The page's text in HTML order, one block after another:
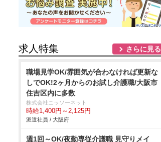
求人特集 さらに見る
職場見学OK/雰囲気が合わなければ更新な
しでOK!2ヶ月からのお試し介護職/大阪市
住吉区内に多数
株式会社ニッソーネット
時給1,400円～2,125円
派遣社員 / 大阪府
週1回～OK/夜勤専従介護職 見守りメイ